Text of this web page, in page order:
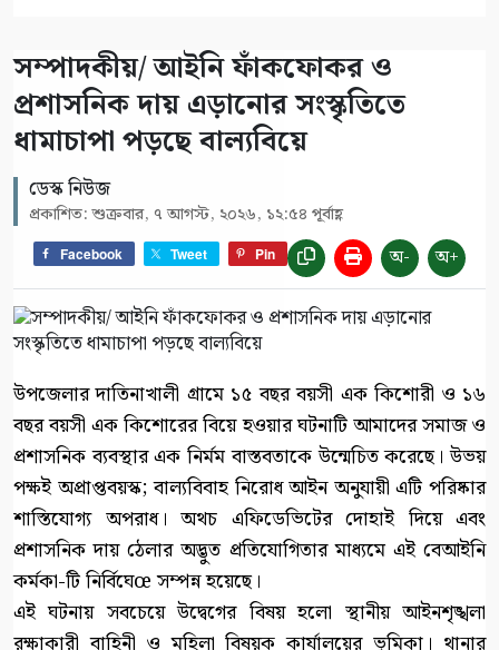
সম্পাদকীয়/ আইনি ফাঁকফোকর ও
প্রশাসনিক দায় এড়ানোর সংস্কৃতিতে
ধামাচাপা পড়ছে বাল্যবিয়ে
ডেস্ক নিউজ
প্রকাশিত: শুক্রবার, ৭ আগস্ট, ২০২৬, ১২:৫৪ পূর্বাহ্ণ
Facebook Tweet Pin অ- অ+
উপজেলার দাতিনাখালী গ্রামে ১৫ বছর বয়সী এক কিশোরী ও ১৬
বছর বয়সী এক কিশোরের বিয়ে হওয়ার ঘটনাটি আমাদের সমাজ ও
প্রশাসনিক ব্যবস্থার এক নির্মম বাস্তবতাকে উন্মেচিত করেছে। উভয়
পক্ষই অপ্রাপ্তবয়স্ক; বাল্যবিবাহ নিরোধ আইন অনুযায়ী এটি পরিষ্কার
শাস্তিযোগ্য অপরাধ। অথচ এফিডেভিটের দোহাই দিয়ে এবং
প্রশাসনিক দায় ঠেলার অদ্ভুত প্রতিযোগিতার মাধ্যমে এই বেআইনি
কর্মকা-টি নির্বিঘেœ সম্পন্ন হয়েছে।
এই ঘটনায় সবচেয়ে উদ্বেগের বিষয় হলো স্থানীয় আইনশৃঙ্খলা